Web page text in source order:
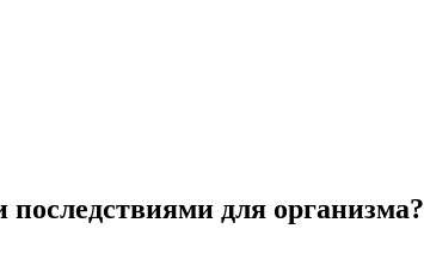
для организма?